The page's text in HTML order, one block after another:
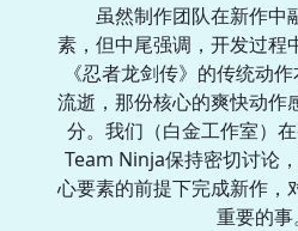
虽然制作团队在新作中
素，但中尾强调，开发过程
《忍者龙剑传》的传统动
流逝，那份核心的爽快动作
分。我们（白金工作室）
Team Ninja保持密切讨论
心要素的前提下完成新作，
重要的事